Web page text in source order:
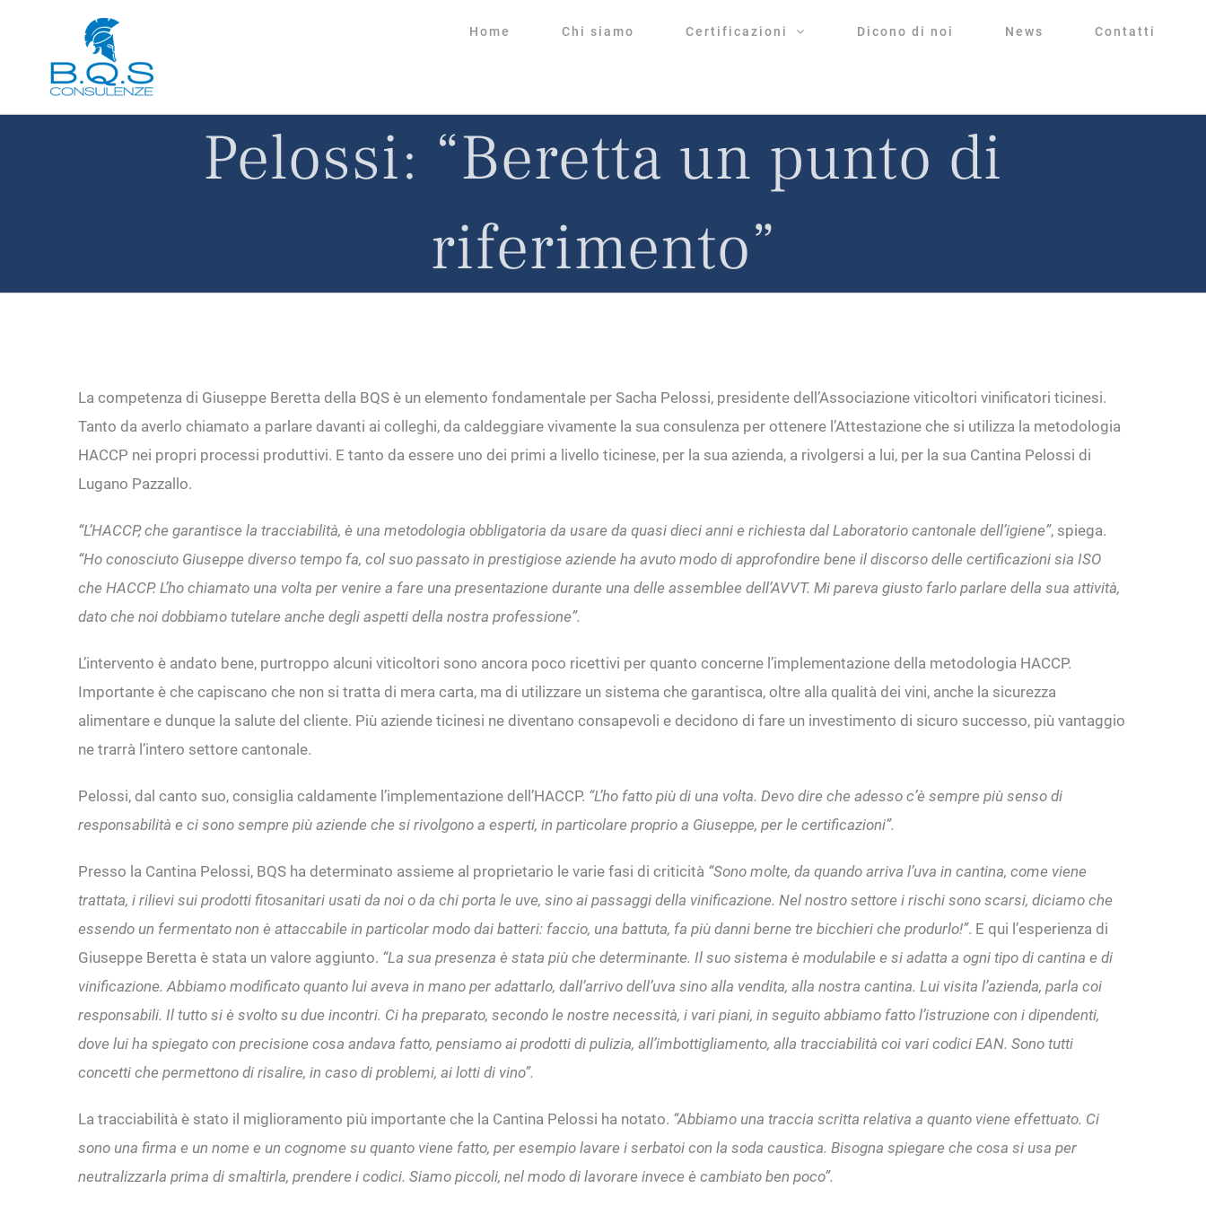
contenuto
Home Chi siamo Certificazioni Dicono di noi News Contatti
Pelossi: “Beretta un punto di
riferimento”
La competenza di Giuseppe Beretta della BQS è un elemento fondamentale per Sacha Pelossi, presidente dell’Associazione viticoltori vinificatori ticinesi.
Tanto da averlo chiamato a parlare davanti ai colleghi, da caldeggiare vivamente la sua consulenza per ottenere l’Attestazione che si utilizza la metodologia
HACCP nei propri processi produttivi. E tanto da essere uno dei primi a livello ticinese, per la sua azienda, a rivolgersi a lui, per la sua Cantina Pelossi di
Lugano Pazzallo.
“L’HACCP, che garantisce la tracciabilità, è una metodologia obbligatoria da usare da quasi dieci anni e richiesta dal Laboratorio cantonale dell’igiene”, spiega.
“Ho conosciuto Giuseppe diverso tempo fa, col suo passato in prestigiose aziende ha avuto modo di approfondire bene il discorso delle certificazioni sia ISO
che HACCP. L’ho chiamato una volta per venire a fare una presentazione durante una delle assemblee dell’AVVT. Mi pareva giusto farlo parlare della sua attività,
dato che noi dobbiamo tutelare anche degli aspetti della nostra professione”.
L’intervento è andato bene, purtroppo alcuni viticoltori sono ancora poco ricettivi per quanto concerne l’implementazione della metodologia HACCP.
Importante è che capiscano che non si tratta di mera carta, ma di utilizzare un sistema che garantisca, oltre alla qualità dei vini, anche la sicurezza
alimentare e dunque la salute del cliente. Più aziende ticinesi ne diventano consapevoli e decidono di fare un investimento di sicuro successo, più vantaggio
ne trarrà l’intero settore cantonale.
Pelossi, dal canto suo, consiglia caldamente l’implementazione dell’HACCP. “L’ho fatto più di una volta. Devo dire che adesso c’è sempre più senso di
responsabilità e ci sono sempre più aziende che si rivolgono a esperti, in particolare proprio a Giuseppe, per le certificazioni”.
Presso la Cantina Pelossi, BQS ha determinato assieme al proprietario le varie fasi di criticità “Sono molte, da quando arriva l’uva in cantina, come viene
trattata, i rilievi sui prodotti fitosanitari usati da noi o da chi porta le uve, sino ai passaggi della vinificazione. Nel nostro settore i rischi sono scarsi, diciamo che
essendo un fermentato non è attaccabile in particolar modo dai batteri: faccio, una battuta, fa più danni berne tre bicchieri che produrlo!”. E qui l’esperienza di
Giuseppe Beretta è stata un valore aggiunto. “La sua presenza è stata più che determinante. Il suo sistema è modulabile e si adatta a ogni tipo di cantina e di
vinificazione. Abbiamo modificato quanto lui aveva in mano per adattarlo, dall’arrivo dell’uva sino alla vendita, alla nostra cantina. Lui visita l’azienda, parla coi
responsabili. Il tutto si è svolto su due incontri. Ci ha preparato, secondo le nostre necessità, i vari piani, in seguito abbiamo fatto l’istruzione con i dipendenti,
dove lui ha spiegato con precisione cosa andava fatto, pensiamo ai prodotti di pulizia, all’imbottigliamento, alla tracciabilità coi vari codici EAN. Sono tutti
concetti che permettono di risalire, in caso di problemi, ai lotti di vino”.
La tracciabilità è stato il miglioramento più importante che la Cantina Pelossi ha notato. “Abbiamo una traccia scritta relativa a quanto viene effettuato. Ci
sono una firma e un nome e un cognome su quanto viene fatto, per esempio lavare i serbatoi con la soda caustica. Bisogna spiegare che cosa si usa per
neutralizzarla prima di smaltirla, prendere i codici. Siamo piccoli, nel modo di lavorare invece è cambiato ben poco”.